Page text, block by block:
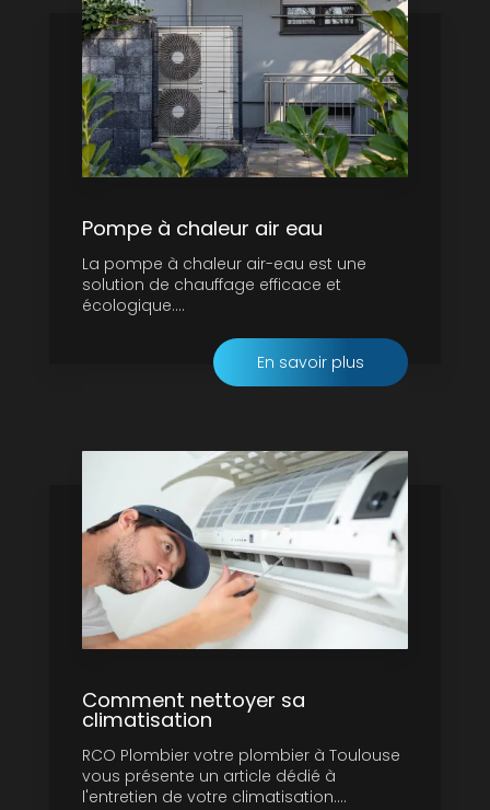
Pompe à chaleur air eau
La pompe à chaleur air-eau est une
solution de chauffage efficace et
écologique....
En savoir plus
Comment nettoyer sa
climatisation
RCO Plombier votre plombier à Toulouse
vous présente un article dédié à
l'entretien de votre climatisation....